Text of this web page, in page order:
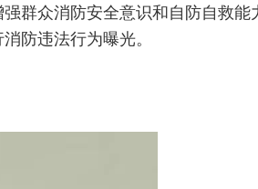
群众消防安全意识和自防自救能
防违法行为曝光。